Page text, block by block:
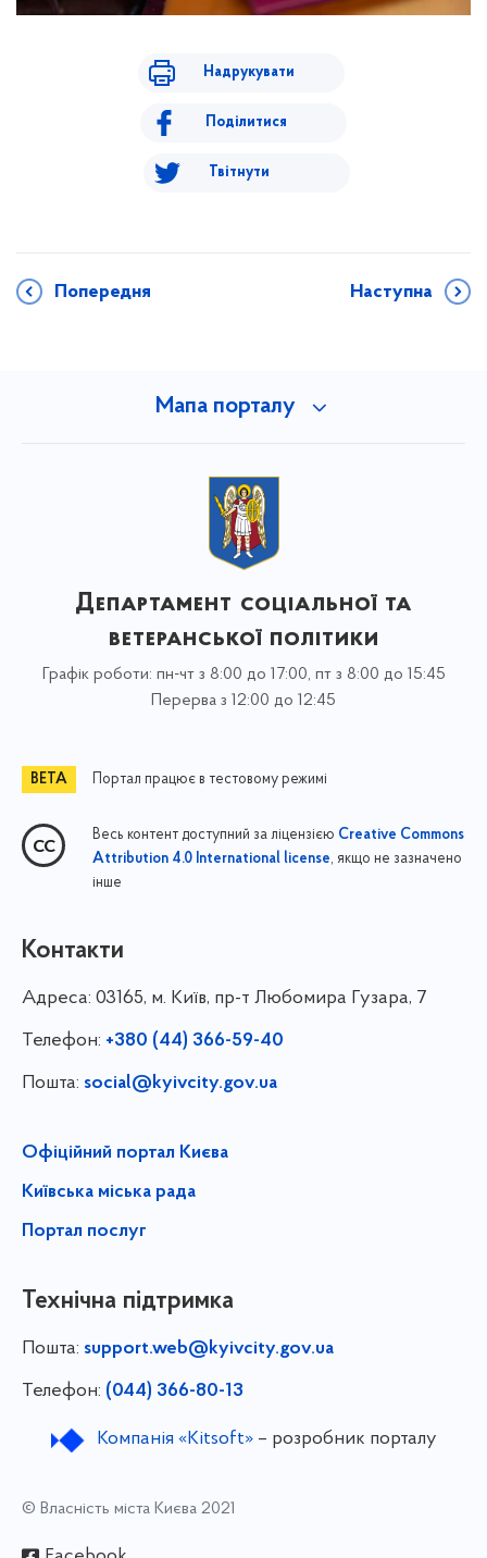
Надрукувати
Поділитися
Твітнути
Попередня Наступна
Мапа порталу
Департамент соціальної та
ветеранської політики
Графік роботи: пн-чт з 8:00 до 17:00, пт з 8:00 до 15:45
Перерва з 12:00 до 12:45
Портал працює в тестовому режимі
Весь контент доступний за ліцензією Creative Commons
Attribution 4.0 International license, якщо не зазначено
інше
Контакти
Адреса: 03165, м. Київ, пр-т Любомира Гузара, 7
Телефон: +380 (44) 366-59-40
Пошта: social@kyivcity.gov.ua
Офіційний портал Києва
Київська міська рада
Портал послуг
Технічна підтримка
Пошта: support.web@kyivcity.gov.ua
Телефон: (044) 366-80-13
Компанія «Kitsoft»– розробник порталу
© Власність міста Києва 2021